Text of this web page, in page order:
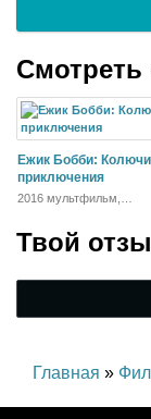
Ежик Бобби:
приключения
2016 мультфильм,
Твой
Главная »